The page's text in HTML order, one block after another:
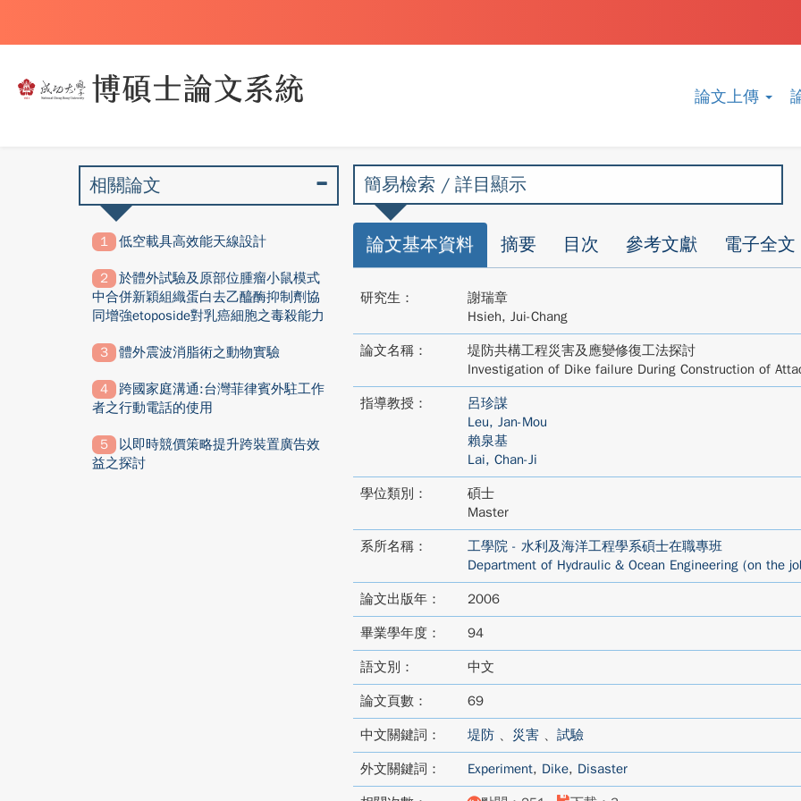
論文上傳
簡易檢索 / 詳目顯示
論文基本資料 摘要 目次 參考文獻 電子全文
研究生：
謝瑞章
Hsieh, Jui-Chang
論文名稱：
堤防共構工程災害及應變修復工法探討
Investigation of Dike failure During Construction of
指導教授：
呂珍謀
Leu, Jan-Mou
賴泉基
Lai, Chan-Ji
學位類別：
碩士
Master
系所名稱：
工學院 - 水利及海洋工程學系碩士在職專班
Department of Hydraulic & Ocean Engineering (on the
論文出版年： 2006
畢業學年度： 94
語文別： 中文
論文頁數： 69
中文關鍵詞： 堤防、 災害、 試驗
外文關鍵詞： Experiment, Dike, Disaster
相關論文
低空載具高效能天線設計
於體外試驗及原部位腫瘤小鼠模式
中合併新穎組織蛋白去乙醯酶抑制劑協
同增強etoposide對乳癌細胞之毒殺能力
體外震波消脂術之動物實驗
跨國家庭溝通:台灣菲律賓外駐工作
者之行動電話的使用
以即時競價策略提升跨裝置廣告效
益之探討